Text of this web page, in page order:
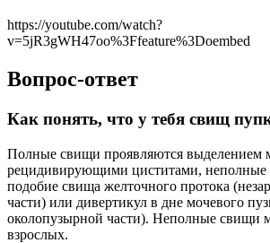
https://youtube.com/watch?
v=5jR3gWH47oo%3Ffeature%3Doembed
Вопрос-ответ
Как понять, что у тебя свищ
Полные свищи проявляются выделением
рецидивирующими циститами, неполные
подобие свища желточного протока
части) или дивертикул в дне мочевого
околопузырной части). Неполные свищи
взрослых.